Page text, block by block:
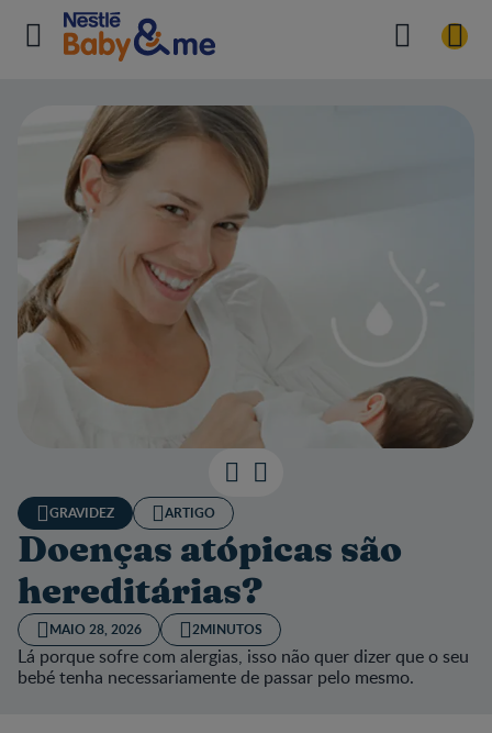
GRAVIDEZ ARTIGO
Doenças atópicas são
hereditárias?
MAIO 28, 2026 2MINUTOS
Lá porque sofre com alergias, isso não quer dizer que o seu
bebé tenha necessariamente de passar pelo mesmo.